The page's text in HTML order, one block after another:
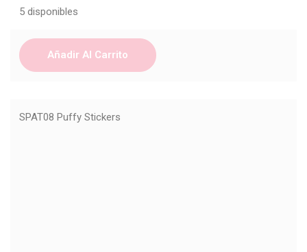
5 disponibles
Añadir Al Carrito
SPAT08 Puffy Stickers